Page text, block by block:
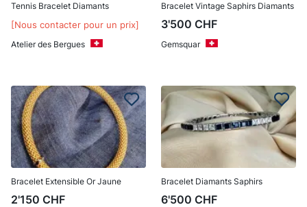
Tennis Bracelet Diamants
[Nous contacter pour un prix]
Atelier des Bergues
Bracelet Vintage Saphirs Diamants
3'500 CHF
Gemsquar
Bracelet Extensible Or Jaune
2'150 CHF
Bracelet Diamants Saphirs
6'500 CHF